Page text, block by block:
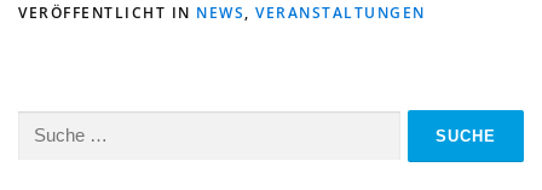
VERÖFFENTLICHT IN NEWS, VERANSTALTUNGEN
Suche